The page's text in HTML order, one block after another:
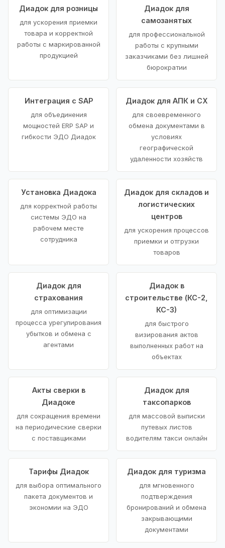
Диадок для розницы
для ускорения приемки
товара и корректной
работы с маркированной
продукцией
Диадок для
самозанятых
для профессиональной
работы с крупными
заказчиками без лишней
бюрократии
Интеграция с SAP
для объединения
мощностей ERP SAP и
гибкости ЭДО Диадок
Диадок для АПК и СХ
для своевременного
обмена документами в
условиях
географической
удаленности хозяйств
Установка Диадока
для корректной работы
системы ЭДО на
рабочем месте
сотрудника
Диадок для складов и
логистических
центров
для ускорения процессов
приемки и отгрузки
товаров
Диадок для
страхования
для оптимизации
процесса урегулирования
убытков и обмена с
агентами
Диадок в
строительстве (КС-2,
КС-3)
для быстрого
визирования актов
выполненных работ на
объектах
Акты сверки в
Диадоке
для сокращения времени
на периодические сверки
с поставщиками
Диадок для
таксопарков
для массовой выписки
путевых листов
водителям такси онлайн
Тарифы Диадок
для выбора оптимального
пакета документов и
экономии на ЭДО
Диадок для туризма
для мгновенного
подтверждения
бронирований и обмена
закрывающими
документами